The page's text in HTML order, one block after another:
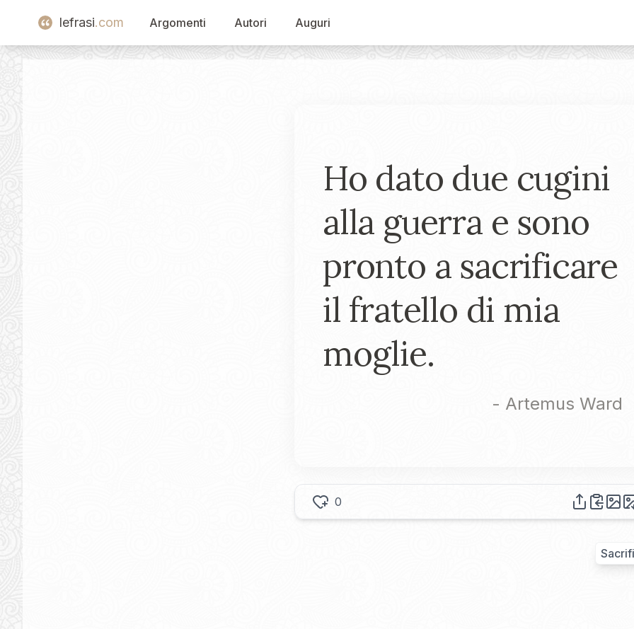
lefrasi.com Argomenti Autori Auguri
Ho dato due cugini
alla guerra e sono
pronto a sacrificare
il fratello di mia
moglie.
- Artemus Ward
0